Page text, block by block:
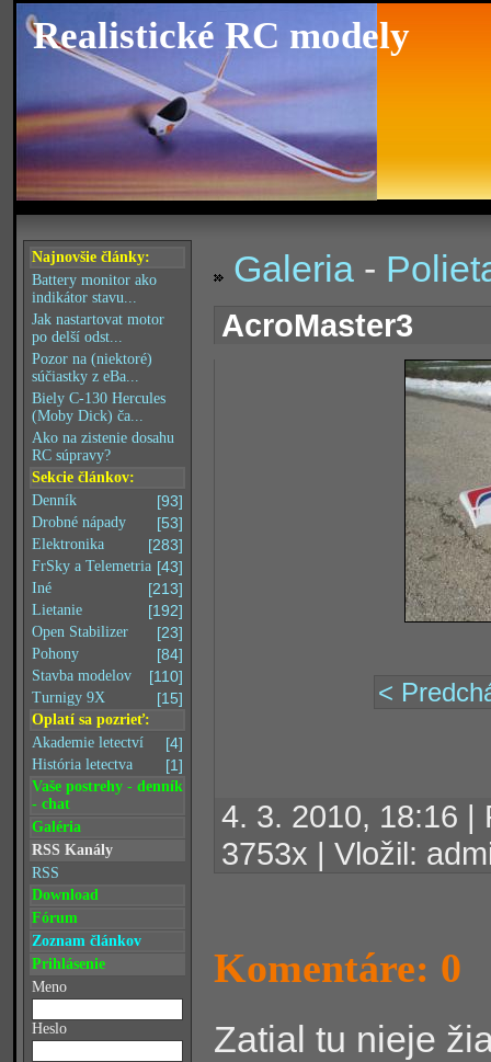
Realistické RC modely
Najnovšie články:
Battery monitor ako
indikátor stavu...
Jak nastartovat motor
po delší odst...
Pozor na (niektoré)
súčiastky z eBa...
Biely C-130 Hercules
(Moby Dick) ča...
Ako na zistenie dosahu
RC súpravy?
Sekcie článkov:
[93]
Denník
[53]
Drobné nápady
[283]
Elektronika
[43]
FrSky a Telemetria
[213]
Iné
[192]
Lietanie
[23]
Open Stabilizer
[84]
Pohony
[110]
Stavba modelov
[15]
Turnigy 9X
Oplatí sa pozrieť:
[4]
Akademie letectví
[1]
História letectva
Vaše postrehy - denník
- chat
Galéria
RSS Kanály
RSS
Download
Fórum
Zoznam článkov
Prihlásenie
Meno
Heslo
Galeria -
AcroMaster3
<
4. 3. 2010, 18:16 |
3753x | Vložil:
Komentáre: 0
Zatial tu nieje